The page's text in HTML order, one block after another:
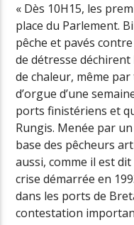
« Dès 10H15, les
place du Parlement.
pêche et pavés
de détresse déchirent
de chaleur, même
d’orgue d’une
ports finistériens et
Rungis. Menée par
base des pêcheurs
aussi, comme il est
crise démarrée en
dans les ports de
contestation